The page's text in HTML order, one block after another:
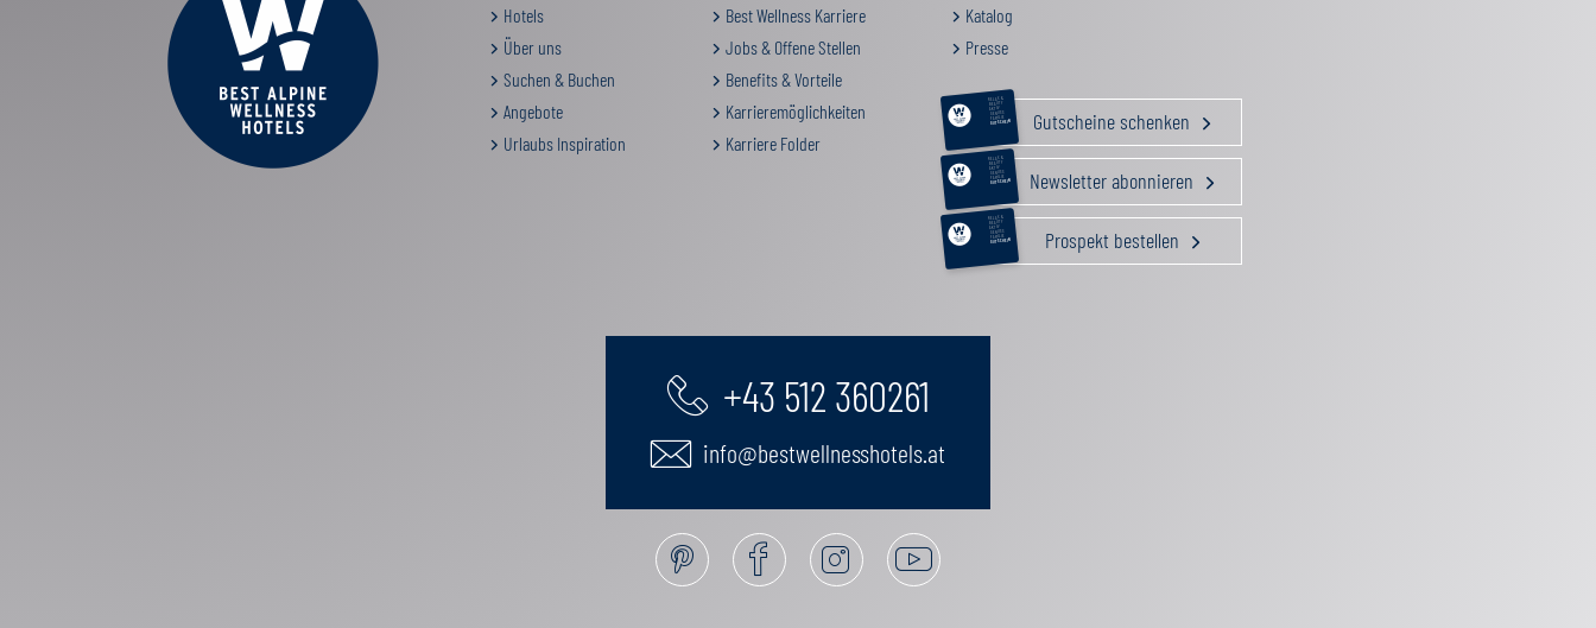
Hotels
Über uns
Suchen & Buchen
Angebote
Urlaubs Inspiration
Best Wellness Karriere
Jobs & Offene Stellen
Benefits & Vorteile
Karrieremöglichkeiten
Karriere Folder
Katalog
Presse
RELAX &
BEAUTY
AKTIV
GENUSS
FAMILIE
GUTSCHEIN Gutscheine schenken
RELAX &
BEAUTY
AKTIV
GENUSS
FAMILIE
GUTSCHEIN Newsletter abonnieren
RELAX &
BEAUTY
AKTIV
GENUSS
FAMILIE
GUTSCHEIN Prospekt bestellen
+43 512 360261
info@bestwellnesshotels.at